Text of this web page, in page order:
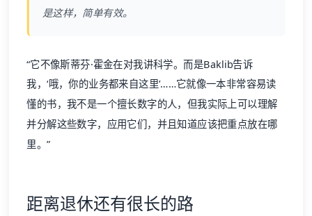
是这样，简单有效。
“它不像斯蒂芬·霍金在对我讲科学。而是Baklib告诉
我，‘哦，你的业务都来自这里’……它就像一本非常容易读
懂的书，我不是一个擅长数字的人，但我实际上可以理解
并分解这些数字，应用它们，并且知道应该把重点放在哪
里。”
距离退休还有很长的路